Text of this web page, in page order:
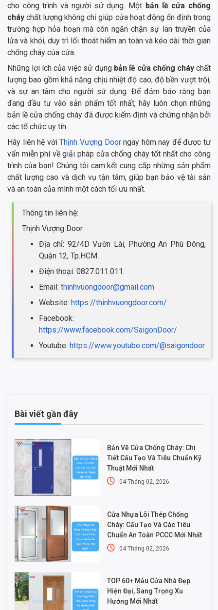
cho công trình và người sử dụng. Một bản lề cửa chống
cháy chất lượng không chỉ giúp cửa hoạt động ổn định trong
trường hợp hỏa hoạn mà còn ngăn chặn sự lan truyền của
lửa và khói, duy trì lối thoát hiểm an toàn và kéo dài thời gian
chống cháy của cửa.
Những lợi ích của việc sử dụng bản lề cửa chống cháychất
lượng bao gồm khả năng chịu nhiệt độ cao, độ bền vượt trội,
và sự an tâm cho người sử dụng. Để đảm bảo rằng bạn
đang đầu tư vào sản phẩm tốt nhất, hãy luôn chọn những
bản lề cửa chống cháy đã được kiểm định và chứng nhận bởi
các tổ chức uy tín.
Hãy liên hệ vớiThịnh Vượng Door ngay hôm nay để được tư
vấn miễn phí về giải pháp cửa chống cháy tốt nhất cho công
trình của bạn! Chúng tôi cam kết cung cấp những sản phẩm
chất lượng cao và dịch vụ tận tâm, giúp bạn bảo vệ tài sản
và an toàn của mình một cách tối ưu nhất.
Thông tin liên hệ:
Thịnh Vượng Door
Địa chỉ: 92/4D Vườn Lài, Phường An Phú Đông,
Quận 12, Tp.HCM.
Điện thoại: 0827.011.011.
Email: thinhvuongdoor@gmail.com
Website: https://thinhvuongdoor.com/
Facebook:
https://www.facebook.com/SaigonDoor/
Youtube: https://www.youtube.com/@saigondoor
Bài viết gần đây
Bản Vẽ Cửa Chống Cháy: Chi
Tiết Cấu Tạo Và Tiêu Chuẩn Kỹ
Thuật Mới Nhất
04 Tháng 02, 2026
Cửa Nhựa Lõi Thép Chống
Cháy: Cấu Tạo Và Các Tiêu
Chuẩn An Toàn PCCC Mới Nhất
04 Tháng 02, 2026
TOP 60+ Mẫu Cửa Nhà Đẹp
Hiện Đại, Sang Trọng Xu
Hướng Mới Nhất